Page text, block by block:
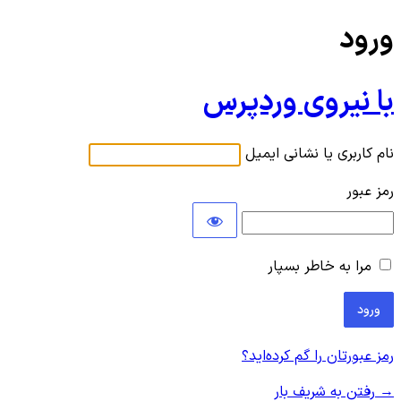
ورود
با نیروی وردپرس
نام کاربری یا نشانی ایمیل
رمز عبور
مرا به خاطر بسپار
رمز عبورتان را گم کرده‌اید؟
→ رفتن به شریف بار